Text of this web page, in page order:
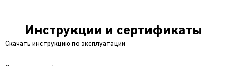
Инструкции и сертификаты
Скачать инструкцию по эксплуатации